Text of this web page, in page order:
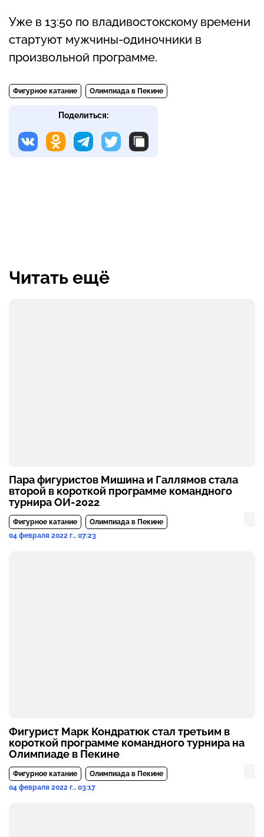
Уже в 13:50 по владивостокскому времени
стартуют мужчины-одиночники в
произвольной программе.
Фигурное катание Олимпиада в Пекине
Поделиться:
Читать ещё
Пара фигуристов Мишина и Галлямов стала
второй в короткой программе командного
турнира ОИ-2022
Фигурное катание
Олимпиада в Пекине
04 февраля 2022 г., 07:23
Фигурист Марк Кондратюк стал третьим в
короткой программе командного турнира на
Олимпиаде в Пекине
Фигурное катание
Олимпиада в Пекине
04 февраля 2022 г., 03:17